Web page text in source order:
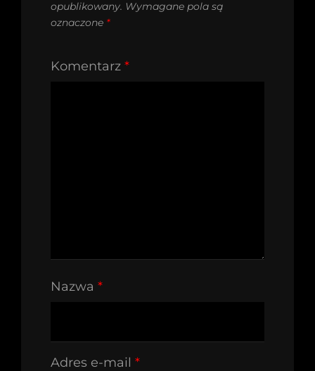
opublikowany. Wymagane pola są
oznaczone *
Komentarz *
Nazwa *
Adres e-mail *